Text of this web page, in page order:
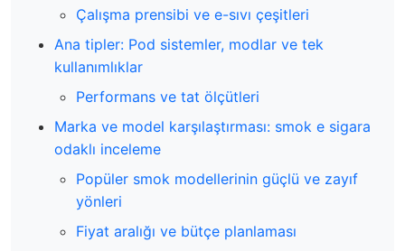
Çalışma prensibi ve e-sıvı çeşitleri
Ana tipler: Pod sistemler, modlar ve tek
kullanımlıklar
Performans ve tat ölçütleri
Marka ve model karşılaştırması: smok e sigara
odaklı inceleme
Popüler smok modellerinin güçlü ve zayıf
yönleri
Fiyat aralığı ve bütçe planlaması